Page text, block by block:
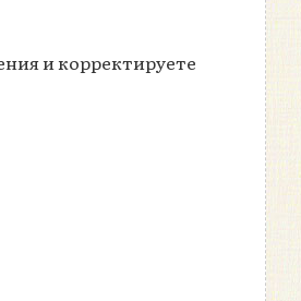
и корректируете